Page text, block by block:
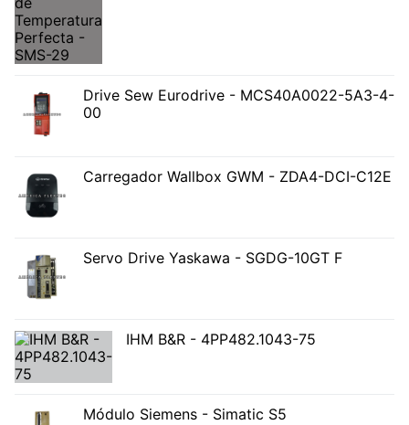
Drive Sew Eurodrive - MCS40A0022-5A3-4-
00
Carregador Wallbox GWM - ZDA4-DCI-C12E
Servo Drive Yaskawa - SGDG-10GT F
IHM B&R - 4PP482.1043-75
Módulo Siemens - Simatic S5